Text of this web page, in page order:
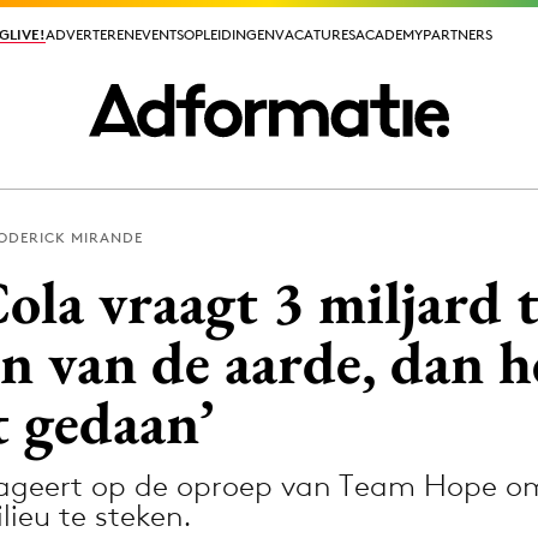
ADVERTERENEVENTSOPLEIDINGENVACATURESACADEMYPARTNERS
ADVERTERENEVENTSOPLEIDINGENVACATURESACADEMYPARTNERS
PR
MIRANDE
vraagt 3 miljard
van de aarde, dan
op de oproep van Team Hope
te steken.